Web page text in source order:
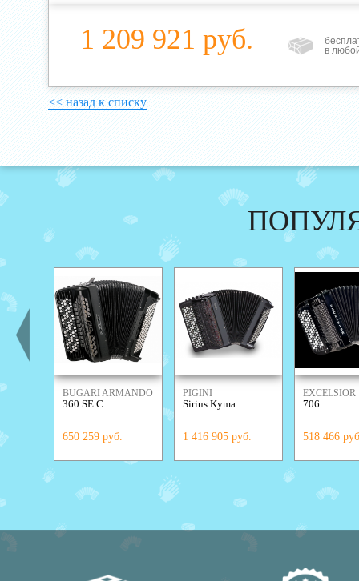
1 209 921 руб.
в
<< назад к списку
BUGARI ARMANDO
360 SE C
650 259 руб.
PIGINI
Sirius Kyma
1 416 905 руб.
EXCELSIOR
706
518 466